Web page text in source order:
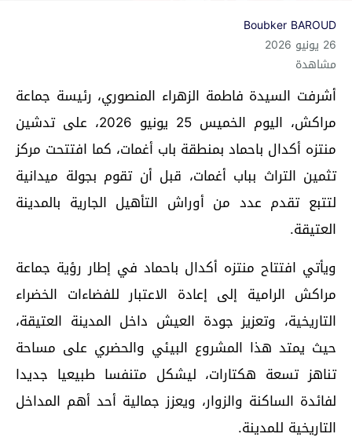
Boubker BAROUD
26 يونيو 2026
مشاهدة
أشرفت السيدة فاطمة الزهراء المنصوري، رئيسة جماعة
مراكش، اليوم الخميس 25 يونيو 2026، على تدشين
منتزه أكدال باحماد بمنطقة باب أغمات، كما افتتحت مركز
تثمين التراث بباب أغمات، قبل أن تقوم بجولة ميدانية
لتتبع تقدم عدد من أوراش التأهيل الجارية بالمدينة
العتيقة.
ويأتي افتتاح منتزه أكدال باحماد في إطار رؤية جماعة
مراكش الرامية إلى إعادة الاعتبار للفضاءات الخضراء
التاريخية، وتعزيز جودة العيش داخل المدينة العتيقة،
حيث يمتد هذا المشروع البيئي والحضري على مساحة
تناهز تسعة هكتارات، ليشكل متنفسا طبيعيا جديدا
لفائدة الساكنة والزوار، ويعزز جمالية أحد أهم المداخل
التاريخية للمدينة.